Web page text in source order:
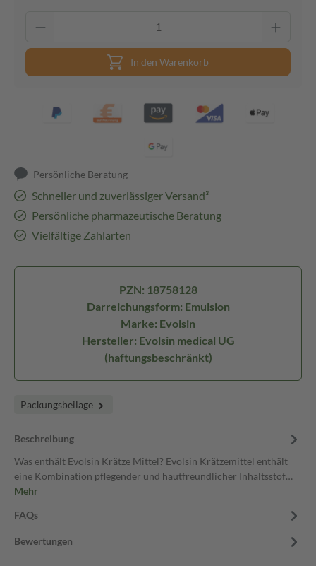
In den Warenkorb
Persönliche Beratung
Schneller und zuverlässiger Versand³
Persönliche pharmazeutische Beratung
Vielfältige Zahlarten
PZN: 18758128
Darreichungsform: Emulsion
Marke: Evolsin
Hersteller: Evolsin medical UG
(haftungsbeschränkt)
Packungsbeilage
Beschreibung
Was enthält Evolsin Krätze Mittel? Evolsin Krätzemittel enthält
eine Kombination pflegender und hautfreundlicher Inhaltsstof…
Mehr
FAQs
Bewertungen